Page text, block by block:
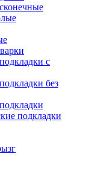
с
без
подкладки